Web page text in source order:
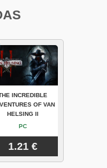
INCREDIBLE
OF VAN
HELSING II
PC
1.21 €